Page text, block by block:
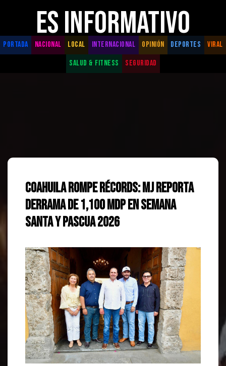
ES INFORMATIVO
PORTADA NACIONAL LOCAL INTERNACIONAL OPINIÓN DEPORTES
VIRAL
SALUD & FITNESS
SEGURIDAD
Coahuila rompe récords: MJ reporta
derrama de 1,100 mdp en Semana
Santa y Pascua 2026